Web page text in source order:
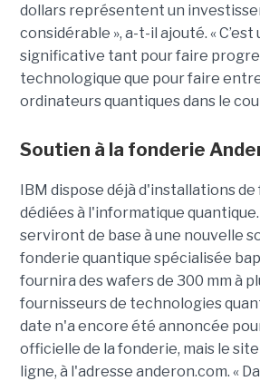
dollars représentent un
considérable », a-t-il ajouté. «
significative tant pour faire
technologique que pour faire
ordinateurs quantiques dans le
Soutien à la fonderie
IBM dispose déjà d'installations
dédiées à l'informatique
serviront de base à une nouvelle
fonderie quantique spécialisée
fournira des wafers de 300 mm à
fournisseurs de technologies
date n'a encore été annoncée
officielle de la fonderie, mais le
ligne, à l'adresse anderon.com. «